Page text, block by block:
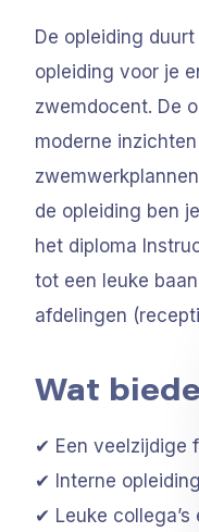
De opleiding
opleiding voor je
zwemdocent. De
moderne
de opleiding ben
het diploma
tot een leuke
afdelingen
Wat
✔ Een veelzijdige
✔ Interne
✔ Leuke